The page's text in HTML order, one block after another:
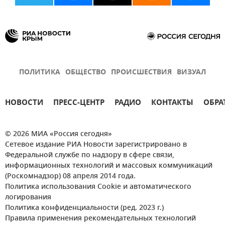
ПОЛИТИКА ОБЩЕСТВО ПРОИСШЕСТВИЯ ВИЗУАЛ
НОВОСТИ ПРЕСС-ЦЕНТР РАДИО КОНТАКТЫ
© 2026 МИА «Россия сегодня»
Сетевое издание РИА Новости зарегистрировано в
Федеральной службе по надзору в сфере связи,
информационных технологий и массовых коммуникаций
(Роскомнадзор) 08 апреля 2014 года.
Политика использования Cookie и автоматического
логирования
Политика конфиденциальности (ред. 2023 г.)
Правила применения рекомендательных технологий